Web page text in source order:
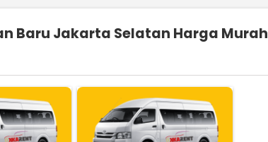
Baru Jakarta Selatan Harga Murah